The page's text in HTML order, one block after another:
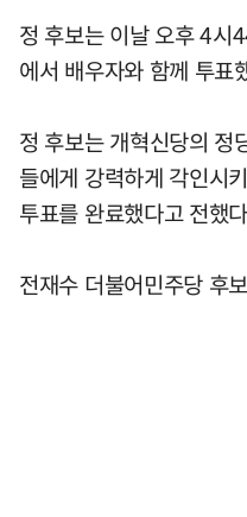
정 후보는 이날 오후 4시
에서 배우자와 함께 투표
정 후보는 개혁신당의
들에게 강력하게 각인시
투표를 완료했다고 전했
전재수 더불어민주당 후